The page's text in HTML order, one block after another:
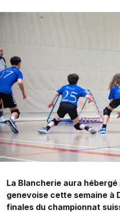
La Blancherie aura
genevoise cette semaine à
finales du championnat